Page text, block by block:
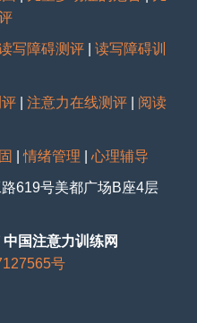
写障碍测评 |读写障碍训
|注意力在线测评
阅读
|情绪管理 |心理辅导
619号美都广场B座4层
国注意力训练网
号